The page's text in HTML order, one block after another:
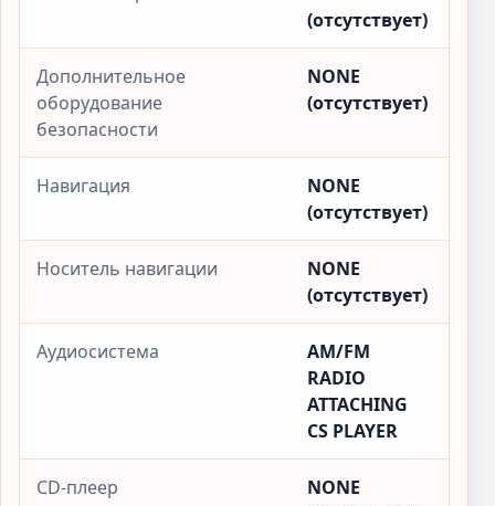
(отсутствует)
Дополнительное
оборудование
безопасности
NONE
(отсутствует)
Навигация
NONE
(отсутствует)
Носитель навигации
NONE
(отсутствует)
Аудиосистема
AM/FM
RADIO
ATTACHING
CS PLAYER
CD-плеер
NONE